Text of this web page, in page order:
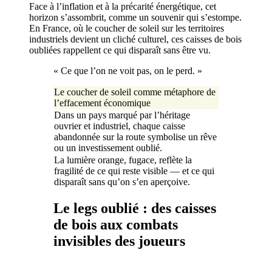
Face à l’inflation et à la précarité énergétique, cet
horizon s’assombrit, comme un souvenir qui s’estompe.
En France, où le coucher de soleil sur les territoires
industriels devient un cliché culturel, ces caisses de bois
oubliées rappellent ce qui disparaît sans être vu.
« Ce que l’on ne voit pas, on le perd. »
Le coucher de soleil comme métaphore de
l’effacement économique
Dans un pays marqué par l’héritage
ouvrier et industriel, chaque caisse
abandonnée sur la route symbolise un rêve
ou un investissement oublié.
La lumière orange, fugace, reflète la
fragilité de ce qui reste visible — et ce qui
disparaît sans qu’on s’en aperçoive.
Le legs oublié : des caisses
de bois aux combats
invisibles des joueurs